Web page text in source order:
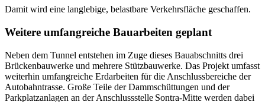
Damit wird eine langlebige, belastbare Verkehrsfläche geschaffen.
Weitere umfangreiche Bauarbeiten geplant
Neben dem Tunnel entstehen im Zuge dieses Bauabschnitts drei
Brückenbauwerke und mehrere Stützbauwerke. Das Projekt umfasst
weiterhin umfangreiche Erdarbeiten für die Anschlussbereiche der
Autobahntrasse. Große Teile der Dammschüttungen und der
Parkplatzanlagen an der Anschlussstelle Sontra‑Mitte werden dabei